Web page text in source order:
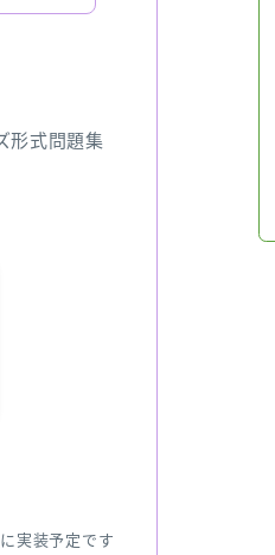
形式問題集
実装予定です